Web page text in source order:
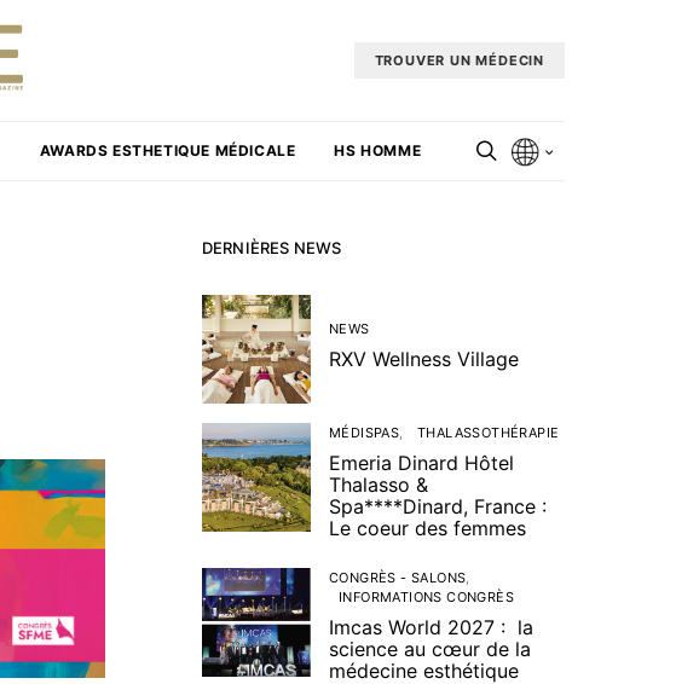
TROUVER UN MÉDECIN
AWARDS ESTHETIQUE MÉDICALE HS HOMME
DERNIÈRES NEWS
NEWS
RXV Wellness Village
MÉDISPAS THALASSOTHÉRAPIE
Emeria Dinard Hôtel
Thalasso &
Spa****Dinard, France :
Le coeur des femmes
CONGRÈS - SALONS
INFORMATIONS CONGRÈS
Imcas World 2027 : la
science au cœur de la
médecine esthétique